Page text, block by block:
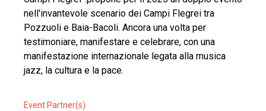
nell'invantevole scenario dei Campi Flegrei tra
Pozzuoli e Baia-Bacoli. Ancora una volta per
testimoniare, manifestare e celebrare, con una
manifestazione internazionale legata alla musica
jazz, la cultura e la pace.
Event Partner(s)